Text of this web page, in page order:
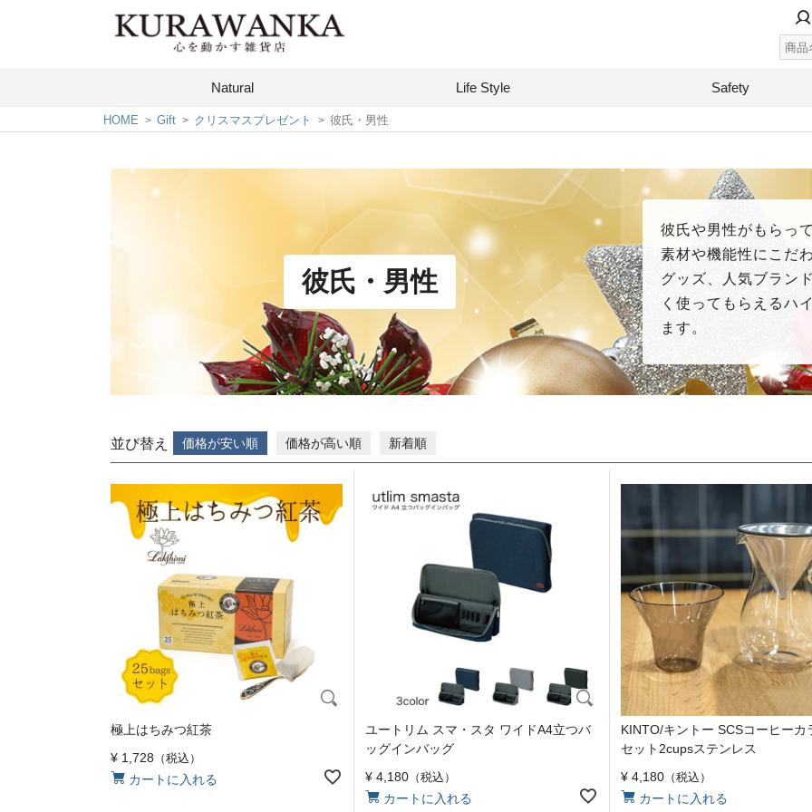
Natural Life Style Safety
HOME Gift クリスマスプレゼント 彼氏・男性
彼氏・男性
彼氏や男性がもらっ
素材や機能性にこだ
グッズ、人気ブラン
く使ってもらえるハ
ます。
並び替え 価格が安い順 価格が高い順 新着順
極上はちみつ紅茶
¥ 1,728 税込
カートに入れる
ユートリム スマ・スタ ワイドA4立つバ
ッグインバッグ
¥ 4,180 税込
カートに入れる
KINTO/キントー SCSコーヒーカ
セット2cupsステンレス
¥ 4,180 税込
カートに入れる